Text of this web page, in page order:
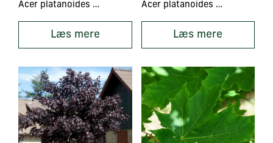
Acer platanoides ‘Drummondii’
Læs mere
Acer platanoides ‘Emerald Queen’
Læs mere